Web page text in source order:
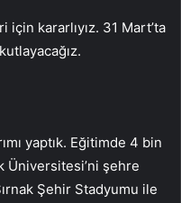
için kararlıyız. 31 Mart’ta
yaptık. Eğitimde 4 bin
Üniversitesi’ni şehre
Şehir Stadyumu ile